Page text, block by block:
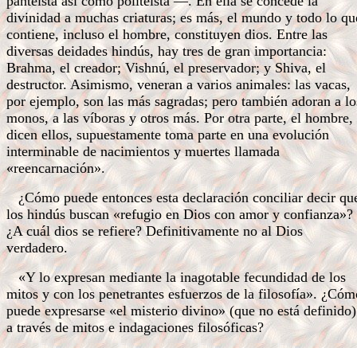
divinidad a muchas criaturas; es más, el mundo y todo lo
contiene, incluso el hombre, constituyen dios. Entre las
diversas deidades hindús, hay tres de gran importancia:
Brahma, el creador; Vishnú, el preservador; y Shiva, el
destructor. Asimismo, veneran a varios animales: las vacas,
por ejemplo, son las más sagradas; pero también adoran a
monos, a las víboras y otros más. Por otra parte, el hombre,
dicen ellos, supuestamente toma parte en una evolución
interminable de nacimientos y muertes llamada
«reencarnación».
¿Cómo puede entonces esta declaración conciliar decir
los hindús buscan «refugio en Dios con amor y confianza»?
¿A cuál dios se refiere? Definitivamente no al Dios
verdadero.
«Y lo expresan mediante la inagotable fecundidad de los
mitos y con los penetrantes esfuerzos de la filosofía».
puede expresarse «el misterio divino» (que no está definido)
a través de mitos e indagaciones filosóficas?